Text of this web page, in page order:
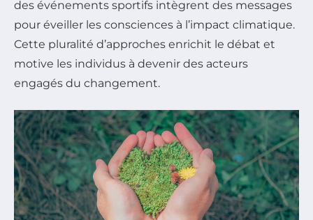
des événements sportifs intègrent des messages
pour éveiller les consciences à l’impact climatique.
Cette pluralité d’approches enrichit le débat et
motive les individus à devenir des acteurs
engagés du changement.